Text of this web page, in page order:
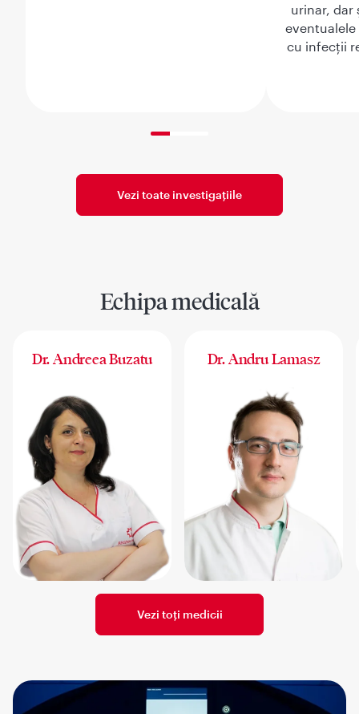
urinar, dar
cu infecții
Vezi toate investigațiile
Echipa medicală
Dr. Andreea Buzatu Dr. Andru Lamasz
Vezi toți medicii